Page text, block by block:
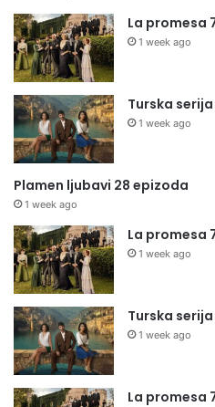
La promesa
1 week ago
Turska
1 week ago
Plamen ljubavi 28 epizoda
1 week ago
La promesa
1 week ago
Turska
1 week ago
La promesa